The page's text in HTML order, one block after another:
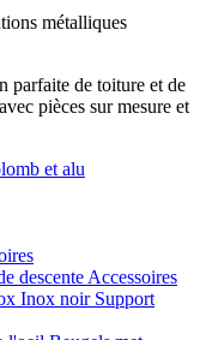
métalliques
parfaite de toiture et de
pièces sur mesure et
et alu
descente Accessoires
Inox noir Support